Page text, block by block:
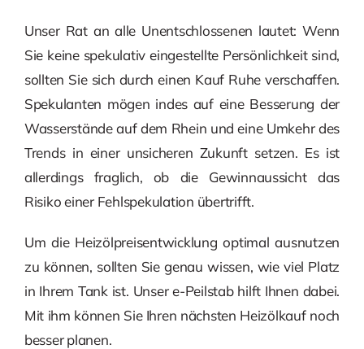
Unser Rat an alle Unentschlossenen lautet: Wenn
Sie keine spekulativ eingestellte Persönlichkeit sind,
sollten Sie sich durch einen Kauf Ruhe verschaffen.
Spekulanten mögen indes auf eine Besserung der
Wasserstände auf dem Rhein und eine Umkehr des
Trends in einer unsicheren Zukunft setzen. Es ist
allerdings fraglich, ob die Gewinnaussicht das
Risiko einer Fehlspekulation übertrifft.
Um die Heizölpreisentwicklung optimal ausnutzen
zu können, sollten Sie genau wissen, wie viel Platz
in Ihrem Tank ist. Unser e-Peilstab hilft Ihnen dabei.
Mit ihm können Sie Ihren nächsten Heizölkauf noch
besser planen.